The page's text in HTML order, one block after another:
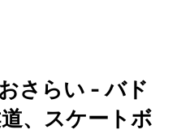
さらい - バド
、スケートボ